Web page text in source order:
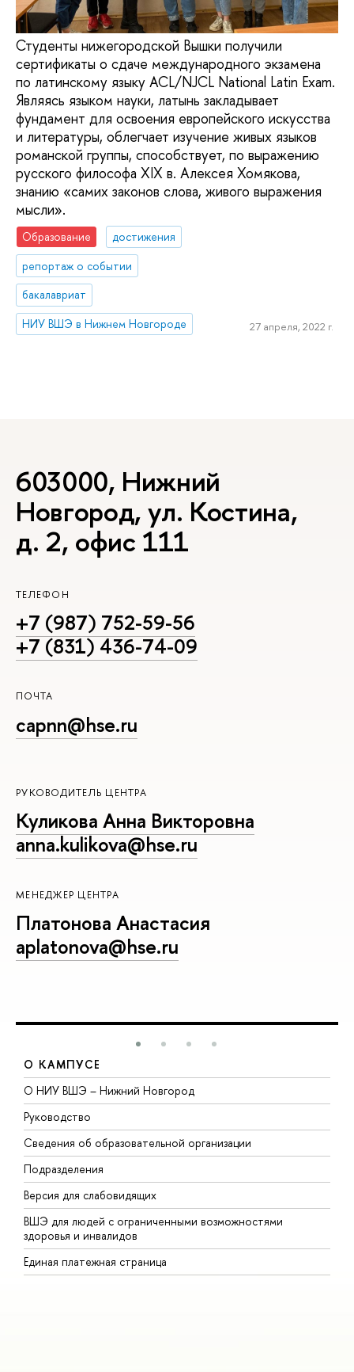
Студенты нижегородской Вышки получили
сертификаты о сдаче международного экзамена
по латинскому языку ACL/NJCL National Latin Exam.
Являясь языком науки, латынь закладывает
фундамент для освоения европейского искусства
и литературы, облегчает изучение живых языков
романской группы, способствует, по выражению
русского философа XIX в. Алексея Хомякова,
знанию «самих законов слова, живого выражения
мысли».
Образование
достижения
репортаж о событии
бакалавриат
НИУ ВШЭ в Нижнем Новгороде
27 апреля, 2022 г.
603000, Нижний
Новгород, ул. Костина,
д. 2, офис 111
ТЕЛЕФОН
+7 (987) 752-59-56
+7 (831) 436-74-09
ПОЧТА
capnn@hse.ru
РУКОВОДИТЕЛЬ ЦЕНТРА
Куликова Анна Викторовна
anna.kulikova@hse.ru
МЕНЕДЖЕР ЦЕНТРА
Платонова Анастасия
aplatonova@hse.ru
О КАМПУСЕ
О НИУ ВШЭ – Нижний Новгород
Руководство
Сведения об образовательной организации
Подразделения
Версия для слабовидящих
ВШЭ для людей с ограниченными возможностями
здоровья и инвалидов
Единая платежная страница